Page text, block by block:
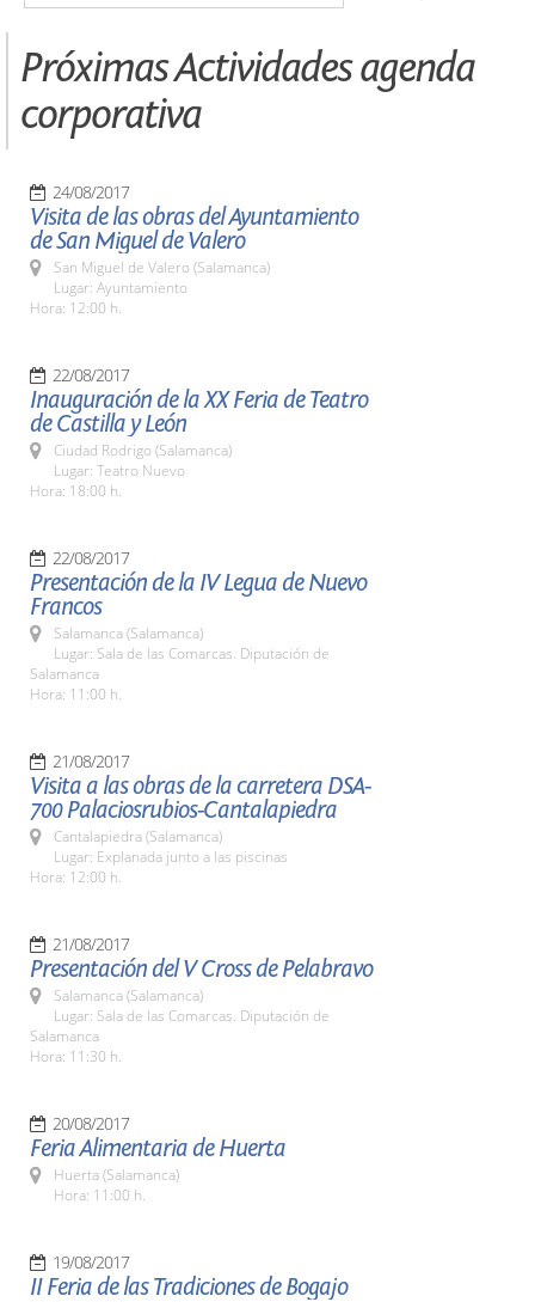
Próximas Actividades agenda
corporativa
24/08/2017
Visita de las obras del Ayuntamiento
de San Miguel de Valero
San Miguel de Valero (Salamanca)
Lugar: Ayuntamiento
Hora: 12:00 h.
22/08/2017
Inauguración de la XX Feria de Teatro
de Castilla y León
Ciudad Rodrigo (Salamanca)
Lugar: Teatro Nuevo
Hora: 18:00 h.
22/08/2017
Presentación de la IV Legua de Nuevo
Francos
Salamanca (Salamanca)
Lugar: Sala de las Comarcas. Diputación de
Salamanca
Hora: 11:00 h.
21/08/2017
Visita a las obras de la carretera DSA-
700 Palaciosrubios-Cantalapiedra
Cantalapiedra (Salamanca)
Lugar: Explanada junto a las piscinas
Hora: 12:00 h.
21/08/2017
Presentación del V Cross de Pelabravo
Salamanca (Salamanca)
Lugar: Sala de las Comarcas. Diputación de
Salamanca
Hora: 11:30 h.
20/08/2017
Feria Alimentaria de Huerta
Huerta (Salamanca)
Hora: 11:00 h.
19/08/2017
II Feria de las Tradiciones de Bogajo